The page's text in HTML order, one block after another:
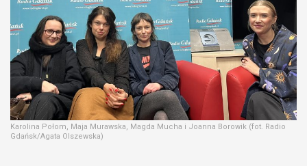
Karolina Połom, Maja Murawska, Magda Mucha i Joanna Borowik (fot. Radio
Gdańsk/Agata Olszewska)